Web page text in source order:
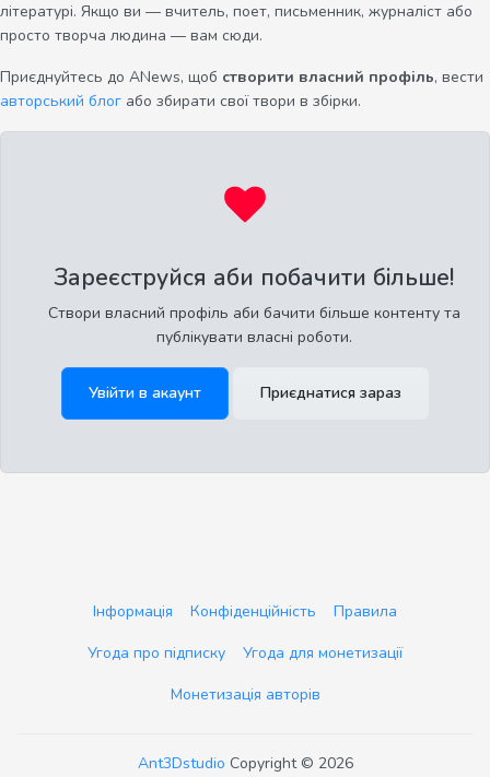
літературі. Якщо ви — вчитель, поет, письменник, журналіст або
просто творча людина — вам сюди.
Приєднуйтесь до ANews, щоб створити власний профіль, вести
авторський блог або збирати свої твори в збірки.
Зареєструйся аби побачити більше!
Створи власний профіль аби бачити більше контенту та
публікувати власні роботи.
Увійти в акаунт Приєднатися зараз
Інформація Конфіденційність
Правила
Угода про підписку
Угода для монетизації
Монетизація авторів
Ant3Dstudio Copyright © 2026